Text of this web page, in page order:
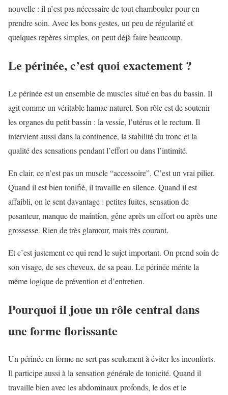
nouvelle : il n’est pas nécessaire de tout chambouler pour en
prendre soin. Avec les bons gestes, un peu de régularité et
quelques repères simples, on peut déjà faire beaucoup.
Le périnée, c’est quoi exactement ?
Le périnée est un ensemble de muscles situé en bas du bassin. Il
agit comme un véritable hamac naturel. Son rôle est de soutenir
les organes du petit bassin : la vessie, l’utérus et le rectum. Il
intervient aussi dans la continence, la stabilité du tronc et la
qualité des sensations pendant l’effort ou dans l’intimité.
En clair, ce n’est pas un muscle “accessoire”. C’est un vrai pilier.
Quand il est bien tonifié, il travaille en silence. Quand il est
affaibli, on le sent davantage : petites fuites, sensation de
pesanteur, manque de maintien, gêne après un effort ou après une
grossesse. Rien de très glamour, mais très courant.
Et c’est justement ce qui rend le sujet important. On prend soin de
son visage, de ses cheveux, de sa peau. Le périnée mérite la
même logique de prévention et d’entretien.
Pourquoi il joue un rôle central dans
une forme florissante
Un périnée en forme ne sert pas seulement à éviter les inconforts.
Il participe aussi à la sensation générale de tonicité. Quand il
travaille bien avec les abdominaux profonds, le dos et le